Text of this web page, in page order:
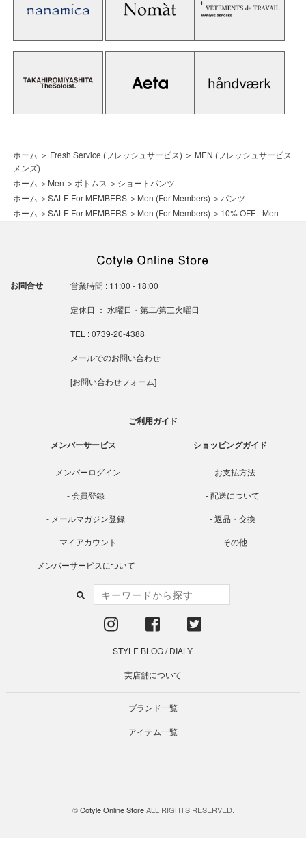
ホーム ＞ Fresh Service (フレッシュサービス) ＞ MEN (フレッシュサービス
メンズ)
ホーム ＞ Men ＞ ボトムス ＞ ショートパンツ
ホーム ＞SALE For MEMBERS ＞ Men (For Members) ＞ パンツ
ホーム ＞SALE For MEMBERS ＞ Men (For Members) ＞ 10% OFF - Men
お問合せ 営業時間 : 11:00 - 18:00
定休日 ： 水曜日・第二/第三火曜日
TEL : 0739-20-4388
メールでのお問い合わせ
[お問い合わせフォーム]
ご利用ガイド
メンバーサービス
メンバーログイン
会員登録
メールマガジン登録
マイアカウント
メンバーサービスについて
ショッピングガイド
お支払方法
配送について
返品・交換
その他
STYLE BLOG/DIALY
実店舗について
ブランド一覧
アイテム一覧
©Cotyle Online StoreALL RIGHTS RESERVED.